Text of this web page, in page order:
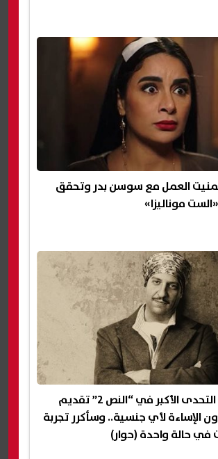
العمل مع سوسن بدر وتحقق
موناليزا»
أحمد أمين: التحدى الأكبر في “النص 2” تقديم
الإساءة لأي جنسية.. وسأكرر تجربة
في حالة واحدة (حوار)